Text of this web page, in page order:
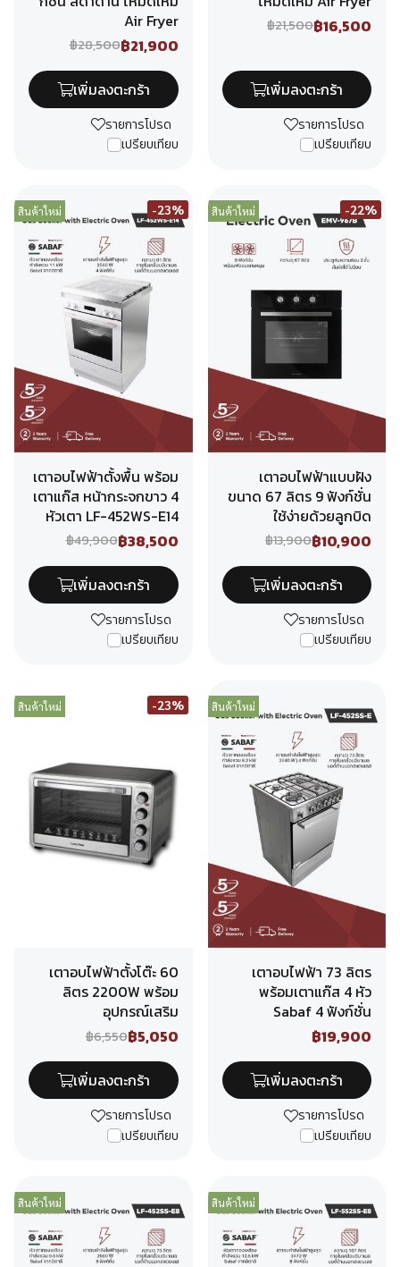
Air Fryer
฿28,500฿21,900
เพิ่มลงตะกร้า
รายการโปรด
เปรียบเทียบ
฿21,500฿16,500
เพิ่มลงตะกร้า
รายการโปรด
เปรียบเทียบ
สินค้าใหม่ -23%
เตาอบไฟฟ้าตั้งพื้น พร้อม
เตาแก๊ส หน้ากระจกขาว 4
หัวเตา LF-452WS-E14
฿49,900฿38,500
เพิ่มลงตะกร้า
รายการโปรด
เปรียบเทียบ
สินค้าใหม่ -22%
เตาอบไฟฟ้าแบบฝัง
ขนาด 67 ลิตร 9 ฟังก์ชั่น
ใช้ง่ายด้วยลูกบิด
฿13,900฿10,900
เพิ่มลงตะกร้า
รายการโปรด
เปรียบเทียบ
สินค้าใหม่ -23%
เตาอบไฟฟ้าตั้งโต๊ะ 60
ลิตร 2200W พร้อม
อุปกรณ์เสริม
฿6,550฿5,050
เพิ่มลงตะกร้า
รายการโปรด
เปรียบเทียบ
สินค้าใหม่
เตาอบไฟฟ้า 73 ลิตร
พร้อมเตาแก๊ส 4 หัว
Sabaf 4 ฟังก์ชั่น
฿19,900
เพิ่มลงตะกร้า
รายการโปรด
เปรียบเทียบ
สินค้าใหม่ สินค้าใหม่